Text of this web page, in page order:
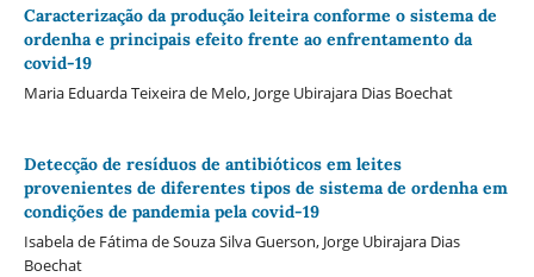
Caracterização da produção leiteira conforme o sistema de
ordenha e principais efeito frente ao enfrentamento da
covid-19
Maria Eduarda Teixeira de Melo, Jorge Ubirajara Dias Boechat
Detecção de resíduos de antibióticos em leites
provenientes de diferentes tipos de sistema de ordenha em
condições de pandemia pela covid-19
Isabela de Fátima de Souza Silva Guerson, Jorge Ubirajara Dias
Boechat